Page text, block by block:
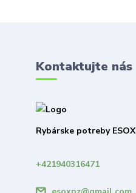
Kontaktujte nás
Rybárske potreby ESOX
+421940316471